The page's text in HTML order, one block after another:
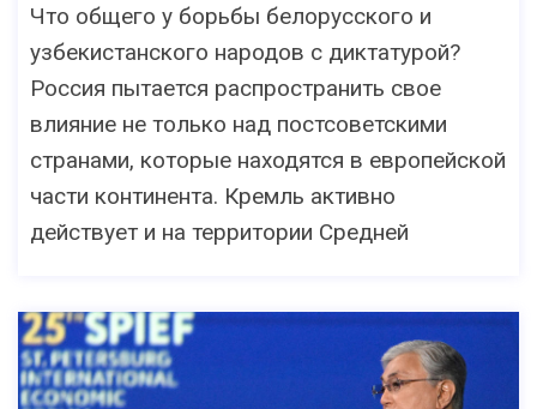
Что общего у борьбы белорусского и
узбекистанского народов с диктатурой?
Россия пытается распространить свое
влияние не только над постсоветскими
странами, которые находятся в европейской
части континента. Кремль активно
действует и на территории Средней